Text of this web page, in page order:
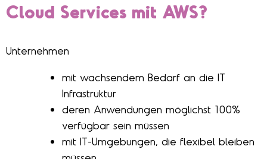
Cloud Services mit AWS?
Unternehmen
mit wachsendem Bedarf an die IT
Infrastruktur
deren Anwendungen möglichst 100%
verfügbar sein müssen
mit IT-Umgebungen, die flexibel bleiben